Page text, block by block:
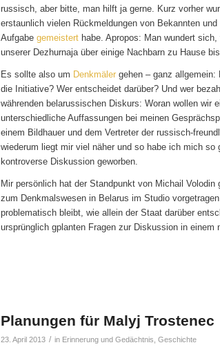
russisch, aber bitte, man hilft ja gerne. Kurz vorher
erstaunlich vielen Rückmeldungen von Bekannten
Aufgabe gemeistert habe. Apropos: Man wundert
unserer Dezhurnaja über einige Nachbarn zu Hause
Es sollte also um Denkmäler gehen – ganz allgemein:
die Initiative? Wer entscheidet darüber? Und wer
währenden belarussischen Diskurs: Woran wollen wir
unterschiedliche Auffassungen bei meinen
einem Bildhauer und dem Vertreter der russisch-
wiederum liegt mir viel näher und so habe ich mich
kontroverse Diskussion geworben.
Mir persönlich hat der Standpunkt von Michail
zum Denkmalswesen in Belarus im Studio
problematisch bleibt, wie allein der Staat darüber
ursprünglich gplanten Fragen zur Diskussion in einem
Planungen für Malyj Trostenec
23. April 2013 / in Erinnerung und Gedächtnis Geschichte